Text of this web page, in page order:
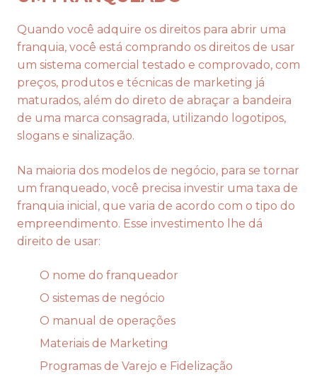
Quando você adquire os direitos para abrir uma
franquia, você está comprando os direitos de usar
um sistema comercial testado e comprovado, com
preços, produtos e técnicas de marketing já
maturados, além do direto de abraçar a bandeira
de uma marca consagrada, utilizando logotipos,
slogans e sinalização.
Na maioria dos modelos de negócio, para se tornar
um franqueado, você precisa investir uma taxa de
franquia inicial, que varia de acordo com o tipo do
empreendimento. Esse investimento lhe dá
direito de usar:
O nome do franqueador
O sistemas de negócio
O manual de operações
Materiais de Marketing
Programas de Varejo e Fidelização